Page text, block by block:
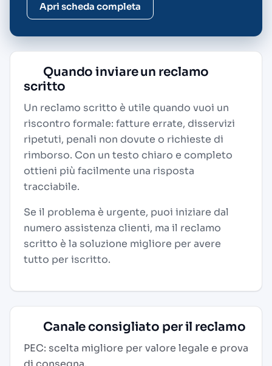
Apri scheda completa
Quando inviare un reclamo
scritto
Un reclamo scritto è utile quando vuoi un
riscontro formale: fatture errate, disservizi
ripetuti, penali non dovute o richieste di
rimborso. Con un testo chiaro e completo
ottieni più facilmente una risposta
tracciabile.
Se il problema è urgente, puoi iniziare dal
numero assistenza clienti, ma il reclamo
scritto è la soluzione migliore per avere
tutto per iscritto.
Canale consigliato per il reclamo
PEC: scelta migliore per valore legale e prova